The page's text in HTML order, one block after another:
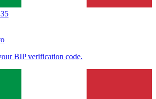
BIP verification code.